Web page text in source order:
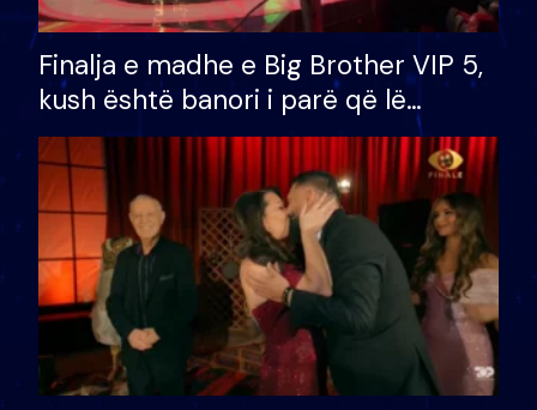
Finalja e madhe e Big Brother VIP 5,
kush është banori i parë që lë
shtëpinë dhe humb mundësinë për
të fituar çmimin e madh